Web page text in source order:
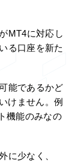
MT4に対応し
る口座を新た
能であるかど
けません。例
機能のみなの
に少なく、